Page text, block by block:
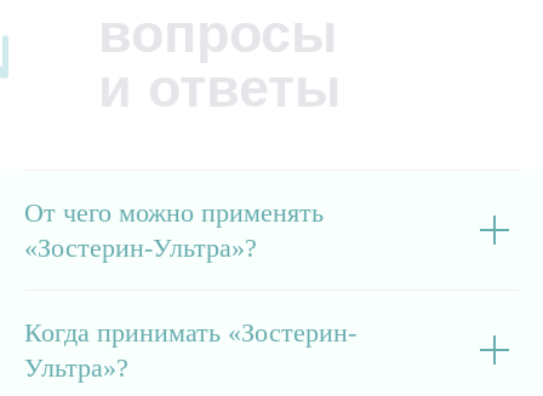
вопросы
и ответы
От чего можно применять
«Зостерин-Ультра»?
Когда принимать «Зостерин-
Ультра»?